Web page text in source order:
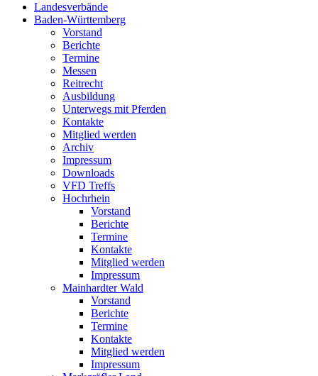
Landesverbände
Baden-Württemberg
Vorstand
Berichte
Termine
Messen
Reitrecht
Ausbildung
Unterwegs mit Pferden
Kontakte
Mitglied werden
Archiv
Impressum
Downloads
VFD Treffs
Hochrhein
Vorstand
Berichte
Termine
Kontakte
Mitglied werden
Impressum
Mainhardter Wald
Vorstand
Berichte
Termine
Kontakte
Mitglied werden
Impressum